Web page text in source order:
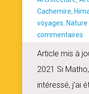
Cachemire,
voyages,
commentaires
Article mis à
2021 Si
intéressé, j’ai